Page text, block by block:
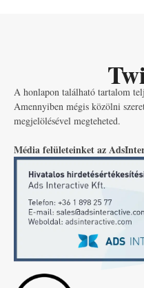
A honlapon található tartalom
Amennyiben mégis közölni
megjelölésével megteheted.
Média felületeinket az